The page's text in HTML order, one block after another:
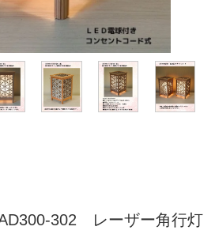
302 レーザー角行灯